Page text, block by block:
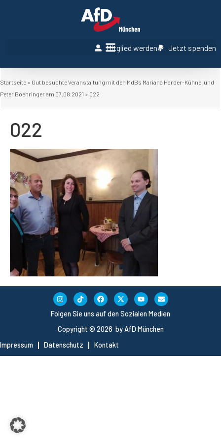
Mitglied werden Jetzt spenden
Startseite » Gut besuchte Veranstaltung mit den MdBs Mariana Harder-Kühnel und
Peter Boehringer am 07.08.2021 » 022
022
Copyright © 2026 by AfD München
Impressum
Datenschutz Kontakt
Folgen Sie uns auf den Sozialen Medien